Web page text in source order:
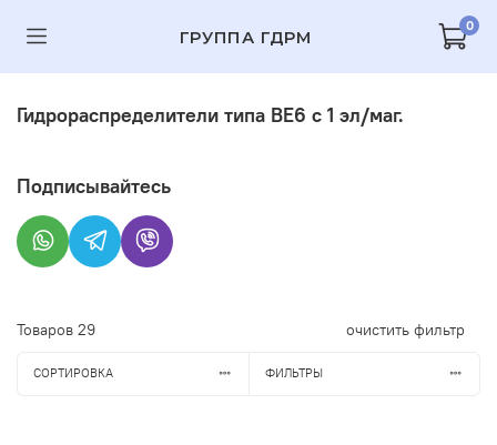
ГРУППА ГДРМ
0
Гидрораспределители типа ВЕ6 с 1 эл/маг.
Товаров 29 очистить фильтр
СОРТИРОВКА ФИЛЬТРЫ
Подписывайтесь